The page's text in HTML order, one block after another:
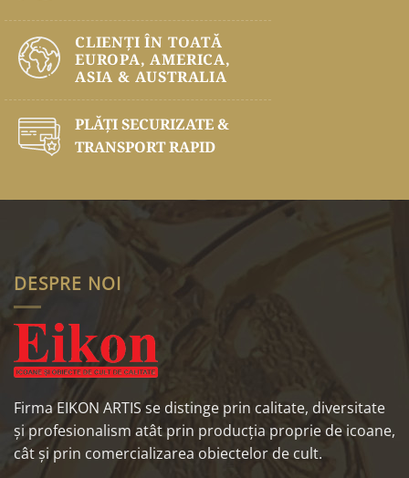
CLIENȚI ÎN TOATĂ
EUROPA, AMERICA,
ASIA & AUSTRALIA
PLĂŢI SECURIZATE &
TRANSPORT RAPID
DESPRE NOI
Firma EIKON ARTIS se distinge prin calitate, diversitate
și profesionalism atât prin producția proprie de icoane,
cât și prin comercializarea obiectelor de cult.